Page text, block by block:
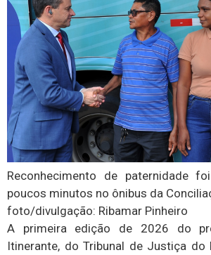
Reconhecimento de paternidade
poucos minutos no ônibus da
foto/divulgação: Ribamar Pinheiro
A primeira edição de 2026 do
Itinerante, do Tribunal de Justiça do